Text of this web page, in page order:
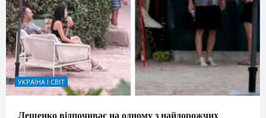
УКРАЇНА І СВІТ
Лещенко відпочиває на одному з найдорожчих